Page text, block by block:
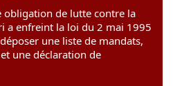
obligation de lutte contre la
a enfreint la loi du 2 mai 1995
une liste de mandats,
une déclaration de